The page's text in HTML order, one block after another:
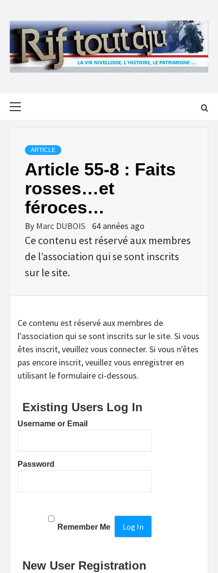
content
ARTICLE
Article 55-8 : Faits
rosses…et
féroces…
By Marc DUBOIS 64 années ago
Ce contenu est réservé aux membres
de l’association qui se sont inscrits
sur le site.
Ce contenu est réservé aux membres de
l'association qui se sont inscrits sur le site. Si vous
êtes inscrit, veuillez vous connecter. Si vous n'êtes
pas encore inscrit, veuillez vous enregistrer en
utilisant le formulaire ci-dessous.
Existing Users Log In
Username or Email
Password
Remember Me
New User Registration